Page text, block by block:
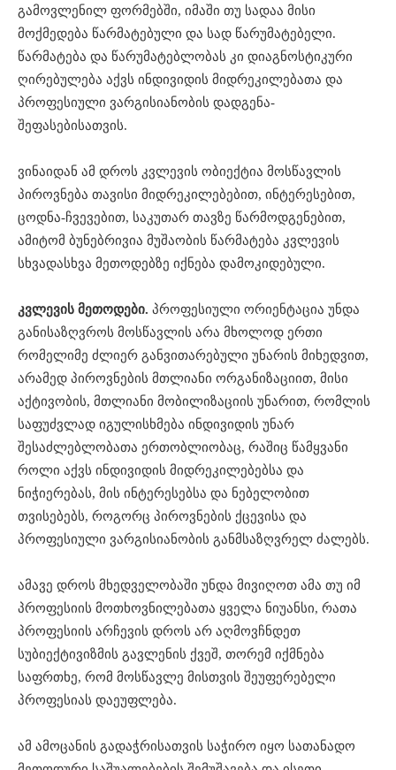
გამოვლენილ ფორმებში, იმაში თუ სადაა მისი
მოქმედება წარმატებული და სად წარუმატებელი.
წარმატება და წარუმატებლობას კი დიაგნოსტიკური
ღირებულება აქვს ინდივიდის მიდრეკილებათა და
პროფესიული ვარგისიანობის დადგენა-
შეფასებისათვის.
ვინაიდან ამ დროს კვლევის ობიექტია მოსწავლის
პიროვნება თავისი მიდრეკილებებით, ინტერესებით,
ცოდნა-ჩვევებით, საკუთარ თავზე წარმოდგენებით,
ამიტომ ბუნებრივია მუშაობის წარმატება კვლევის
სხვადასხვა მეთოდებზე იქნება დამოკიდებული.
კვლევის მეთოდები. პროფესიული ორიენტაცია უნდა
განისაზღვროს მოსწავლის არა მხოლოდ ერთი
რომელიმე ძლიერ განვითარებული უნარის მიხედვით,
არამედ პიროვნების მთლიანი ორგანიზაციით, მისი
აქტივობის, მთლიანი მობილიზაციის უნარით, რომლის
საფუძვლად იგულისხმება ინდივიდის უნარ
შესაძლებლობათა ერთობლიობაც, რაშიც წამყვანი
როლი აქვს ინდივიდის მიდრეკილებებსა და
ნიჭიერებას, მის ინტერესებსა და ნებელობით
თვისებებს, როგორც პიროვნების ქცევისა და
პროფესიული ვარგისიანობის განმსაზღვრელ ძალებს.
ამავე დროს მხედველობაში უნდა მივიღოთ ამა თუ იმ
პროფესიის მოთხოვნილებათა ყველა ნიუანსი, რათა
პროფესიის არჩევის დროს არ აღმოვჩნდეთ
სუბიექტივიზმის გავლენის ქვეშ, თორემ იქმნება
საფრთხე, რომ მოსწავლე მისთვის შეუფერებელი
პროფესიას დაეუფლება.
ამ ამოცანის გადაჭრისათვის საჭირო იყო სათანადო